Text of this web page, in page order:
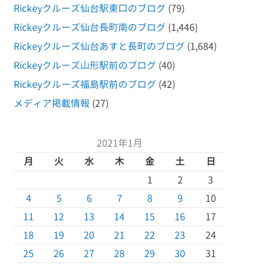
Rickeyクルーズ仙台駅東口のブログ (79)
Rickeyクルーズ仙台長町南のブログ (1,446)
Rickeyクルーズ仙台あすと長町のブログ (1,684)
Rickeyクルーズ山形駅前のブログ (40)
Rickeyクルーズ福島駅前のブログ (42)
メディア掲載情報 (27)
2021年1月
月
火 水 木 金 土
日
1
2
3
4
5 6 7 8 9
10
11
12 13 14 15 16
17
18
19 20 21 22 23
24
25
26 27 28 29 30
31